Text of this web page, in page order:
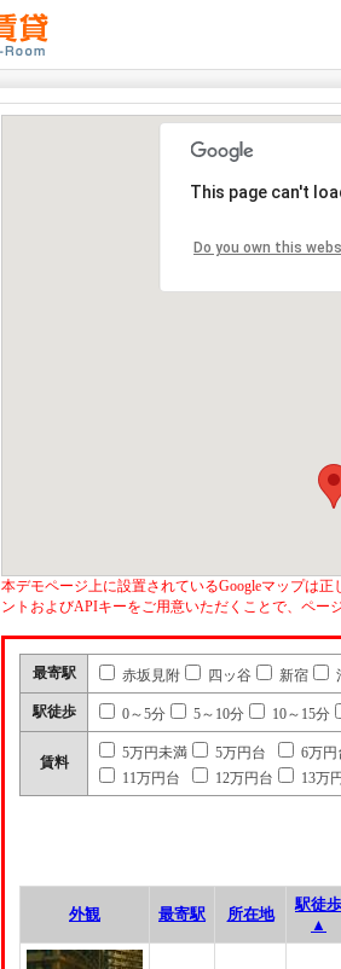
This page can't
Do you own this
本デモページ上に設置されているGoogleマップは
ントおよびAPIキーをご用意いただくことで、ペー
最寄駅 赤坂見附 四ッ谷 新宿
駅徒歩 0～5分 5～10分 10～15分
賃料
5万円未満 5万円台 6万円
11万円台
12万円台 13万
外観 最寄駅 所在地
駅徒歩
▲